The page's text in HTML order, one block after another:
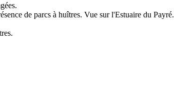
de parcs à huîtres. Vue sur l'Estuaire du Payré.